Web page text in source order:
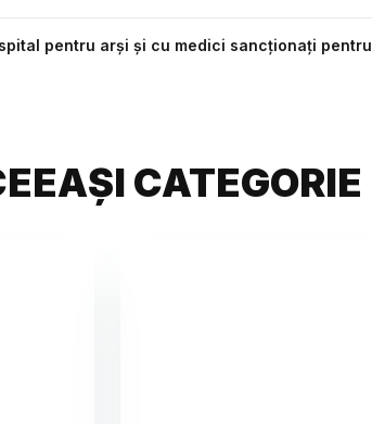
pentru arși și cu medici sancționați
CATEGORIE